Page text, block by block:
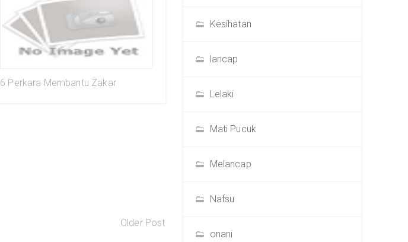
6 Perkara Membantu Zakar
Older Post
Kesihatan
lancap
Lelaki
Mati Pucuk
Melancap
Nafsu
onani